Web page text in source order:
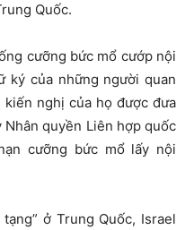
Quốc.
cưỡng bức mổ cướp nội
ký của những người quan
nghị của họ được đưa
quyền Liên hợp quốc
cưỡng bức mổ lấy nội
ở Trung Quốc, Israel